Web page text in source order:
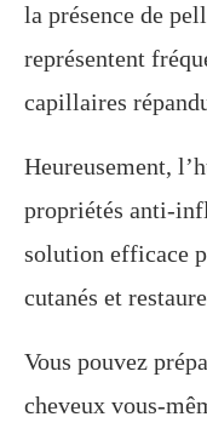
la présence de
représentent
capillaires
Heureusement,
propriétés anti-
solution efficace
cutanés et
Vous pouvez
cheveux vous-